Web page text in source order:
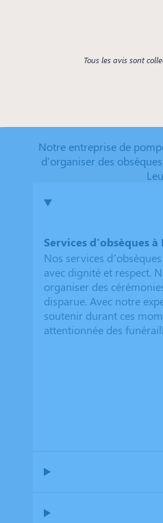
Tous les avis sont
Notre entreprise de
d'organiser des
Services d'obsèques
Nos services
avec dignité et respect.
organiser des
disparue. Avec notre
soutenir durant ces
attentionnée des